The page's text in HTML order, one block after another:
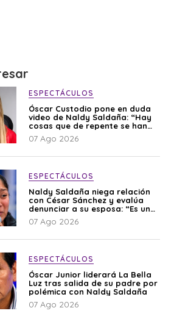
ESPECTÁCULOS
Óscar Custodio pone en duda
video de Naldy Saldaña: “Hay
cosas que de repente se han
editado”
07 Ago 2026
ESPECTÁCULOS
Naldy Saldaña niega relación
con César Sánchez y evalúa
denunciar a su esposa: “Es una
difamación”
07 Ago 2026
ESPECTÁCULOS
Óscar Junior liderará La Bella
Luz tras salida de su padre por
polémica con Naldy Saldaña
07 Ago 2026